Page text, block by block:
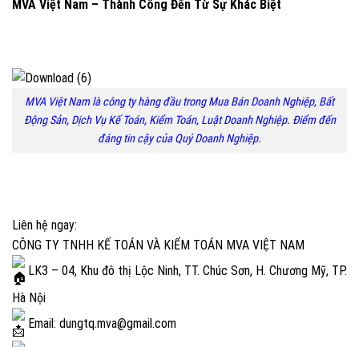
MVA Việt Nam – Thành Công Đến Từ Sự Khác Biệt
MVA Việt Nam là công ty hàng đầu trong Mua Bán Doanh Nghiệp, Bất
Động Sản, Dịch Vụ Kế Toán, Kiểm Toán, Luật Doanh Nghiệp. Điểm đến
đáng tin cậy của Quý Doanh Nghiệp.
Liên hệ ngay:
CÔNG TY TNHH KẾ TOÁN VÀ KIỂM TOÁN MVA VIỆT NAM
LK3 – 04, Khu đô thị Lộc Ninh, TT. Chúc Sơn, H. Chương Mỹ, TP.
Hà Nội
Email: dungtq.mva@gmail.com